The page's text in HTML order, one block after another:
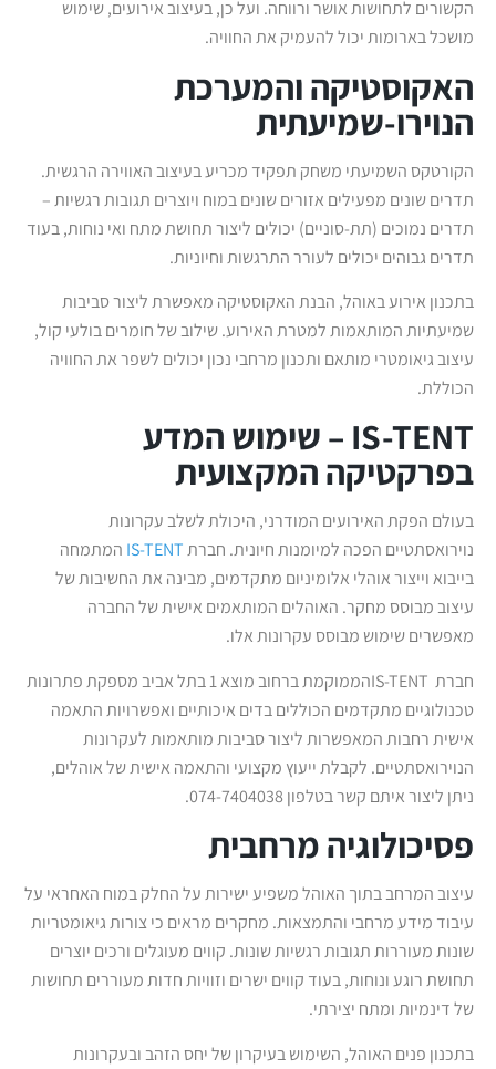
הקשורים לתחושות אושר ורווחה. ועל כן, בעיצוב אירועים, שימוש
מושכל בארומות יכול להעמיק את החוויה.
האקוסטיקה והמערכת
הנוירו-שמיעתית
הקורטקס השמיעתי משחק תפקיד מכריע בעיצוב האווירה הרגשית.
תדרים שונים מפעילים אזורים שונים במוח ויוצרים תגובות רגשיות –
תדרים נמוכים (תת-סוניים) יכולים ליצור תחושת מתח ואי נוחות, בעוד
תדרים גבוהים יכולים לעורר התרגשות וחיוניות.
בתכנון אירוע באוהל, הבנת האקוסטיקה מאפשרת ליצור סביבות
שמיעתיות המותאמות למטרת האירוע. שילוב של חומרים בולעי קול,
עיצוב גיאומטרי מותאם ותכנון מרחבי נכון יכולים לשפר את החוויה
הכוללת.
IS-TENT – שימוש המדע
בפרקטיקה המקצועית
בעולם הפקת האירועים המודרני, היכולת לשלב עקרונות
נוירואסתטיים הפכה למיומנות חיונית. חברתIS-TENTהמתמחה
בייבוא וייצור אוהלי אלומיניום מתקדמים, מבינה את החשיבות של
עיצוב מבוסס מחקר. האוהלים המותאמים אישית של החברה
מאפשרים שימוש מבוסס עקרונות אלו.
חברת IS-TENTהממוקמת ברחוב מוצא 1 בתל אביב מספקת פתרונות
טכנולוגיים מתקדמים הכוללים בדים איכותיים ואפשרויות התאמה
אישית רחבות המאפשרות ליצור סביבות מותאמות לעקרונות
הנוירואסתטיים. לקבלת ייעוץ מקצועי והתאמה אישית של אוהלים,
ניתן ליצור איתם קשר בטלפון 074-7404038.
פסיכולוגיה מרחבית
עיצוב המרחב בתוך האוהל משפיע ישירות על החלק במוח האחראי על
עיבוד מידע מרחבי והתמצאות. מחקרים מראים כי צורות גיאומטריות
שונות מעוררות תגובות רגשיות שונות. קווים מעוגלים ורכים יוצרים
תחושת רוגע ונוחות, בעוד קווים ישרים וזוויות חדות מעוררים תחושות
של דינמיות ומתח יצירתי.
בתכנון פנים האוהל, השימוש בעיקרון של יחס הזהב ובעקרונות